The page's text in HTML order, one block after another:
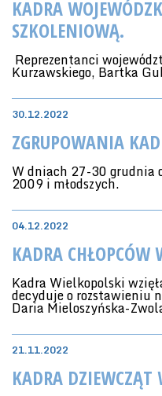
KADRA
SZKOLENIOWĄ.
Reprezentanci
Kurzawskiego, Bartka
30.12.2022
ZGRUPOWANIA
W dniach 27-30 grudnia
2009 i młodszych.
04.12.2022
KADRA
Kadra Wielkopolski
decyduje o rozstawieniu
Daria Mieloszyńska-
21.11.2022
KADRA DZIEWCZĄT